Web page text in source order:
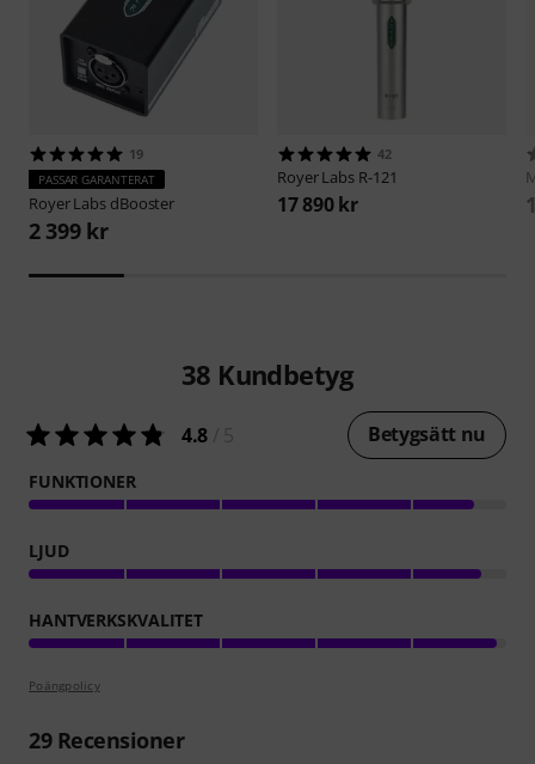
19
PASSAR GARANTERAT
Royer Labs dBooster
2 399 kr
42
Royer Labs R-121
17 890 kr
38 Kundbetyg
4.8 Betygsätt nu
FUNKTIONER
LJUD
HANTVERKSKVALITET
Poängpolicy
29Recensioner